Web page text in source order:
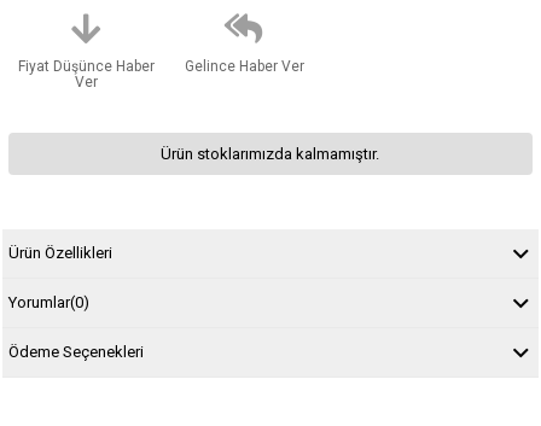
Fiyat Düşünce Haber
Ver
Gelince Haber Ver
Ürün stoklarımızda kalmamıştır.
Ürün Özellikleri
Yorumlar(0)
Ödeme Seçenekleri